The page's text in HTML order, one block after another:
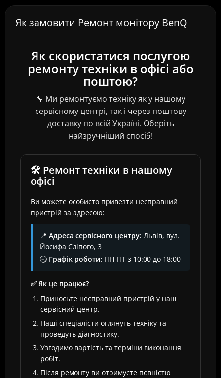
Як замовити Ремонт монітору BenQ
Як скористатися послугою
ремонту техніки в офісі або
поштою?
🔧 Ми ремонтуємо техніку як у нашому
сервісному центрі, так і через поштову
доставку по всій Україні. Оберіть
найзручніший спосіб!
🛠️ Ремонт техніки в нашому
офісі
Ви можете особисто привезти несправний
пристрій за адресою:
📍 Адреса сервісного центру: Львів, вул.
Йосифа Сліпого, 3
🕘 Графік роботи: ПН-ПТ з 10:00 до 18:00
✅ Як це працює?
Приносьте несправний пристрій у наш
сервісний центр.
Наші спеціалісти оглянуть техніку та
проведуть діагностику.
Узгодимо вартість та терміни виконання
робіт.
Після ремонту ви отримуєте повністю